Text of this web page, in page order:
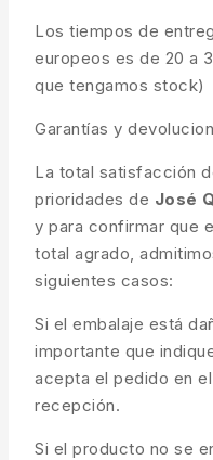
Los tiempos de
europeos es de 20 a
que tengamos
Garantías y
La total satisfacción
prioridades de José
y para confirmar que
total agrado,
siguientes casos:
Si el embalaje está
importante que
acepta el pedido en
recepción.
Si el producto no se